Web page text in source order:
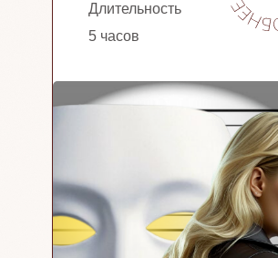
Длительность
5 часов